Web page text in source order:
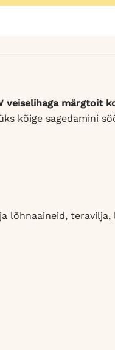
veiselihaga märgtoit
kõige sagedamini
lõhnaaineid, teravilja,